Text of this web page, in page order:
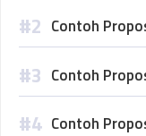
Contoh
Contoh
Contoh